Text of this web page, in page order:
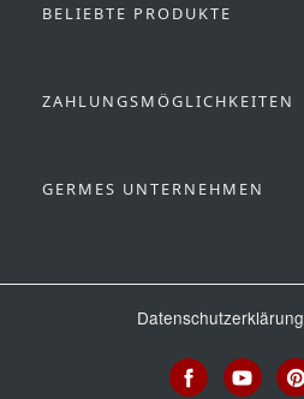
BELIEBTE PRODUKTE
ZAHLUNGSMÖGLICHKEITEN
GERMES UNTERNEHMEN
Datenschutzerklärung